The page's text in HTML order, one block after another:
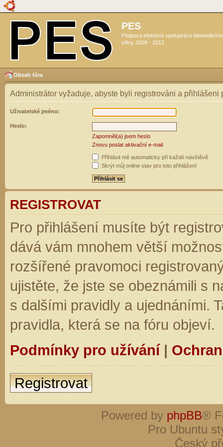
PES
Podpora efektivní spolupráce
sféry 2009 - 2012
Obsah fóra
Administrátor vyžaduje, abyste byli registrováni a přihlášeni
Uživatelské jméno:
Heslo:
Zapomněl(a) jsem heslo
Znovu poslat aktivační e-mail
Přihlásit mě automaticky při každé návštěvě
Skrýt můj online stav pro toto přihlášení
REGISTROVAT
Pro přihlášení musíte být
dává vám mnohem větší
rozšířené pravomoci
ujistěte, že jste se obeznámili s
s dalšími pravidly a ujednáními.
pravidla, která se na fóru objeví.
Podmínky pro užívání|
Registrovat
Powered by phpBB®
Pro Ubuntu
Český